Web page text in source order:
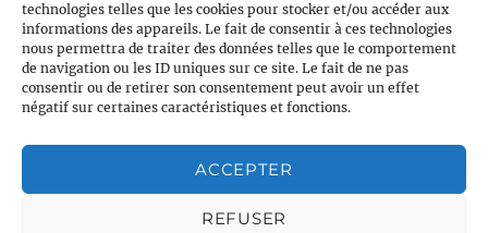
technologies telles que les cookies pour stocker et/ou accéder aux
informations des appareils. Le fait de consentir à ces technologies
nous permettra de traiter des données telles que le comportement
de navigation ou les ID uniques sur ce site. Le fait de ne pas
consentir ou de retirer son consentement peut avoir un effet
négatif sur certaines caractéristiques et fonctions.
ACCEPTER
REFUSER
Accueil